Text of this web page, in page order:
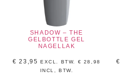
SHADOW – THE
GELBOTTLE GEL
NAGELLAK
€ 23,95 EXCL. BTW. € 28,98
INCL, BTW.
€